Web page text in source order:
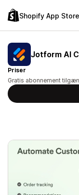
Shopify App Store
Jotform AI
Priser
Gratis abonnement